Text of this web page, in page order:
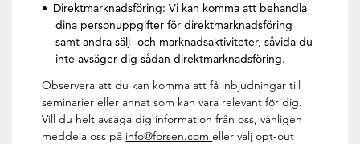
Direktmarknadsföring: Vi kan komma att behandla
dina personuppgifter för direktmarknadsföring
samt andra sälj- och marknadsaktiviteter, såvida du
inte avsäger dig sådan direktmarknadsföring.
Observera att du kan komma att få inbjudningar till
seminarier eller annat som kan vara relevant för dig.
Vill du helt avsäga dig information från oss, vänligen
meddela oss på info@forsen.comeller välj opt-out